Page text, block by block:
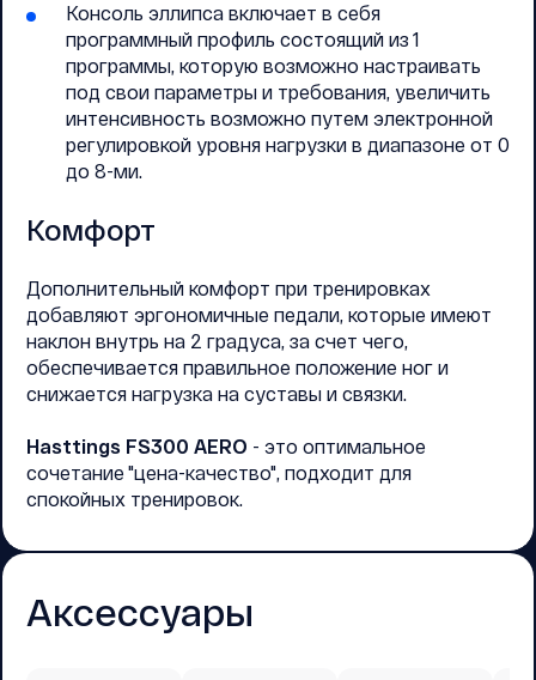
Консоль эллипса включает в себя
программный профиль состоящий из 1
программы, которую возможно настраивать
под свои параметры и требования, увеличить
интенсивность возможно путем электронной
регулировкой уровня нагрузки в диапазоне от 0
до 8-ми.
Комфорт
Дополнительный комфорт при тренировках
добавляют эргономичные педали, которые имеют
наклон внутрь на 2 градуса, за счет чего,
обеспечивается правильное положение ног и
снижается нагрузка на суставы и связки.
Hasttings FS300 AERO - это оптимальное
сочетание "цена-качество", подходит для
спокойных тренировок.
Аксессуары